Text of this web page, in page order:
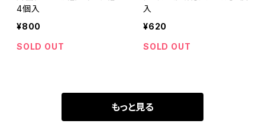
4個入
¥800
SOLD OUT
入
¥620
SOLD OUT
もっと見る